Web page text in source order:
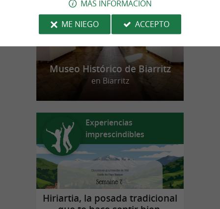
Museo Histórico de Biarritz
en Biarritz
Experiencias
imprescindibles
Hiriartia, la posada tradicional
MÁS INFORMACIÓN
ME NIEGO
ACCEPTO